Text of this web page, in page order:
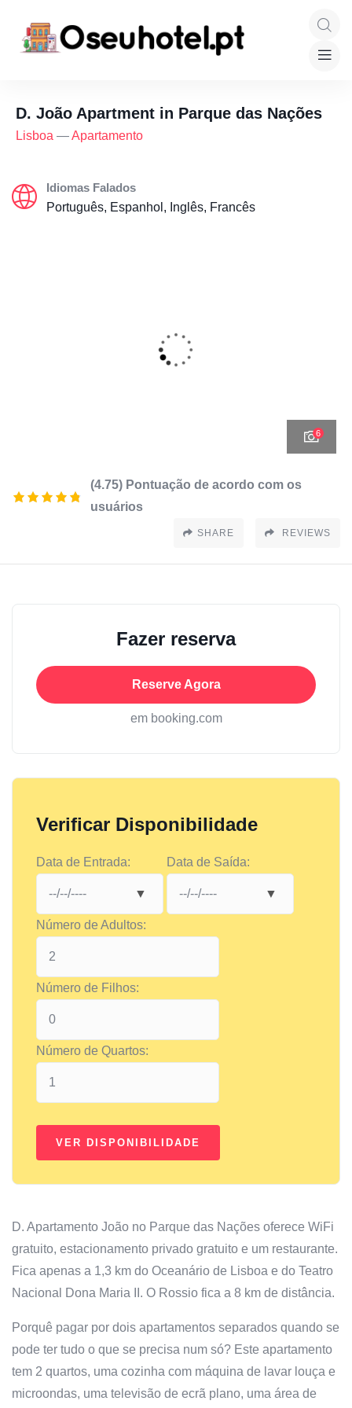
D. João Apartment in Parque das Nações
Lisboa —Apartamento
Idiomas Falados
Português, Espanhol, Inglês, Francês
6
(4.75) Pontuação de acordo com os
usuários
SHARE REVIEWS
Fazer reserva
Reserve Agora
em booking.com
Verificar Disponibilidade
Data de Entrada: Data de Saída:
Número de Adultos:
Número de Filhos:
Número de Quartos:
D. Apartamento João no Parque das Nações oferece WiFi
gratuito, estacionamento privado gratuito e um restaurante.
Fica apenas a 1,3 km do Oceanário de Lisboa e do Teatro
Nacional Dona Maria II. O Rossio fica a 8 km de distância.
Porquê pagar por dois apartamentos separados quando se
pode ter tudo o que se precisa num só? Este apartamento
tem 2 quartos, uma cozinha com máquina de lavar louça e
microondas, uma televisão de ecrã plano, uma área de